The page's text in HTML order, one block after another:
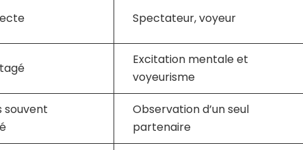
Spectateur, voyeur
Excitation mentale et
voyeurisme
souvent
Observation d’un seul
partenaire